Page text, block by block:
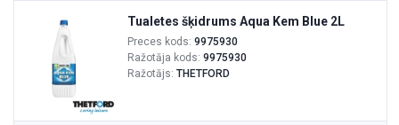
Tualetes šķidrums Aqua Kem Blue 2L
Preces kods: 9975930
Ražotāja kods: 9975930
Ražotājs: THETFORD